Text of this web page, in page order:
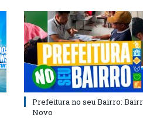
Prefeitura no seu Bairro:
Novo